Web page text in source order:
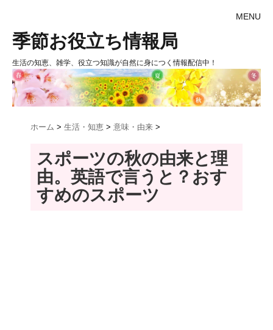
MENU
季節お役立ち情報局
生活の知恵、雑学、役立つ知識が自然に身につく情報配信中！
ホーム > 生活・知恵 > 意味・由来 >
スポーツの秋の由来と理
由。英語で言うと？おす
すめのスポーツ